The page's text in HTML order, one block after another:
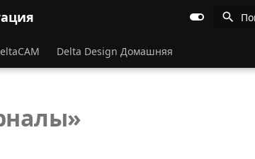
Delta Design Домашняя